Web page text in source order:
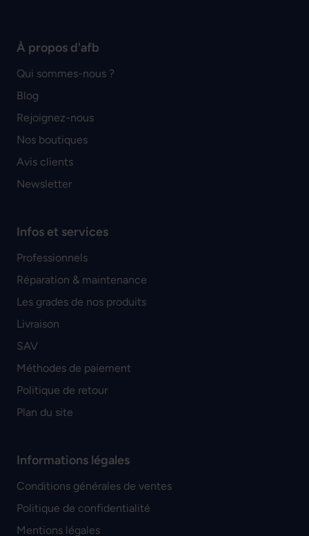
À propos d'afb
Qui sommes-nous ?
Blog
Rejoignez-nous
Nos boutiques
Avis clients
Newsletter
Infos et services
Professionnels
Réparation & maintenance
Les grades de nos produits
Livraison
SAV
Méthodes de paiement
Politique de retour
Plan du site
Informations légales
Conditions générales de ventes
Politique de confidentialité
Mentions légales